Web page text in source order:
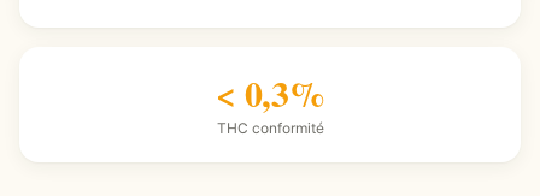
< 0,3%
THC conformité